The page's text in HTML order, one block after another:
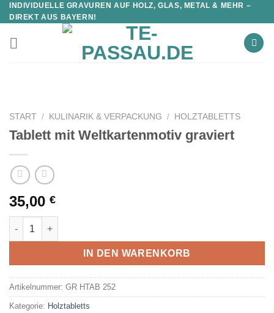
INDIVIDUELLE GRAVUREN AUF HOLZ, GLAS, METAL & MEHR –
DIREKT AUS BAYERN!
START / KULINARIK & VERPACKUNG / HOLZTABLETTS
Tablett mit Weltkartenmotiv graviert
35,00 €
Tablett mit Weltkartenmotiv graviert Menge
IN DEN WARENKORB
Artikelnummer: GR HTAB 252
Kategorie: Holztabletts